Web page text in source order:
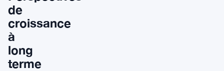
de
croissance
à
long
terme